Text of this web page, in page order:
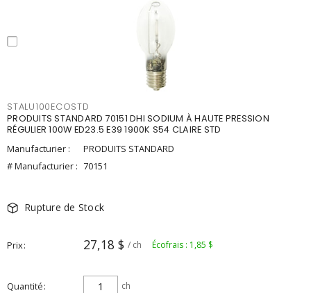
STALU100ECOSTD
PRODUITS STANDARD 70151 DHI SODIUM À HAUTE PRESSION
RÉGULIER 100W ED23.5 E39 1900K S54 CLAIRE STD
Manufacturier :
PRODUITS STANDARD
# Manufacturier : 70151
Rupture de Stock
Prix 27,18 $ / ch Écofrais : 1,85 $
Quantité ch